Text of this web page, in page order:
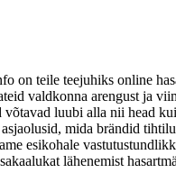
on teile teejuhiks online
valdkonna arengust ja
võtavad luubi alla nii head
mida brändid
esikohale
lähenemist